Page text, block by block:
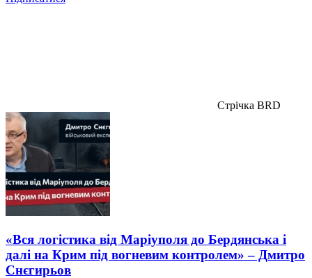
Стрічка BRD
«Вся логістика від Маріуполя до Бердянська і
далі на Крим під вогневим контролем» – Дмитро
Снєгирьов